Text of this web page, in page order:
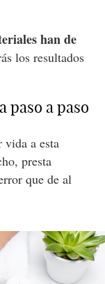
han de
los resultados
paso a paso
vida a esta
presta
que de al